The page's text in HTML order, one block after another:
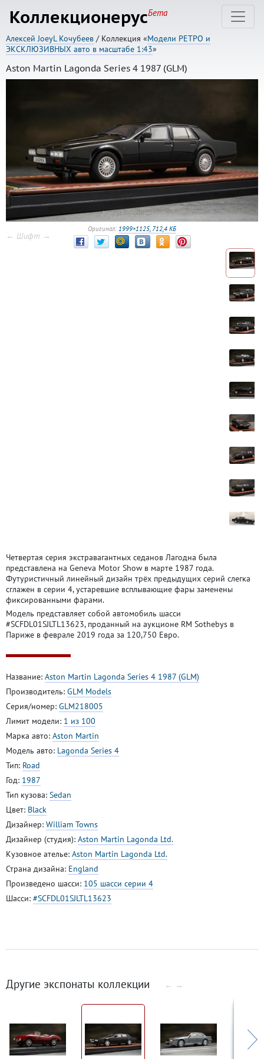
КоллекционерусБета
Алексей JoeyL Кочубеев / Коллекция «Модели РЕТРО и
ЭКСКЛЮЗИВНЫХ авто в масштабе 1:43»
Aston Martin Lagonda Series 4 1987 (GLM)
Оригинал: 1999×1125, 712,4 КБ
← Шифт →
Четвертая серия экстравагантных седанов Лагодна была
представлена на Geneva Motor Show в марте 1987 года.
Футуристичный линейный дизайн трёх предыдущих серий слегка
сглажен в серии 4, устаревшие всплывающие фары заменены
фиксированными фарами.
Модель представляет собой автомобиль шасси
#SCFDL01SJLTL13623, проданный на аукционе RM Sothebys в
Париже в феврале 2019 года за 120,750 Евро.
Название: Aston Martin Lagonda Series 4 1987 (GLM)
Производитель: GLM Models
Серия/номер: GLM218005
Лимит модели: 1 из 100
Марка авто: Aston Martin
Модель авто: Lagonda Series 4
Тип: Road
Год: 1987
Тип кузова: Sedan
Цвет: Black
Дизайнер: William Towns
Дизайнер (студия): Aston Martin Lagonda Ltd.
Кузовное ателье: Aston Martin Lagonda Ltd.
Страна дизайна: England
Произведено шасси: 105 шасси серии 4
Шасси: #SCFDL01SJLTL13623
Другие экспонаты коллекции ← →